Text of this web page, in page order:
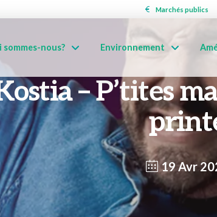
Marchés publics
sommes-nous? Environnement
– P’tites
19 Avr